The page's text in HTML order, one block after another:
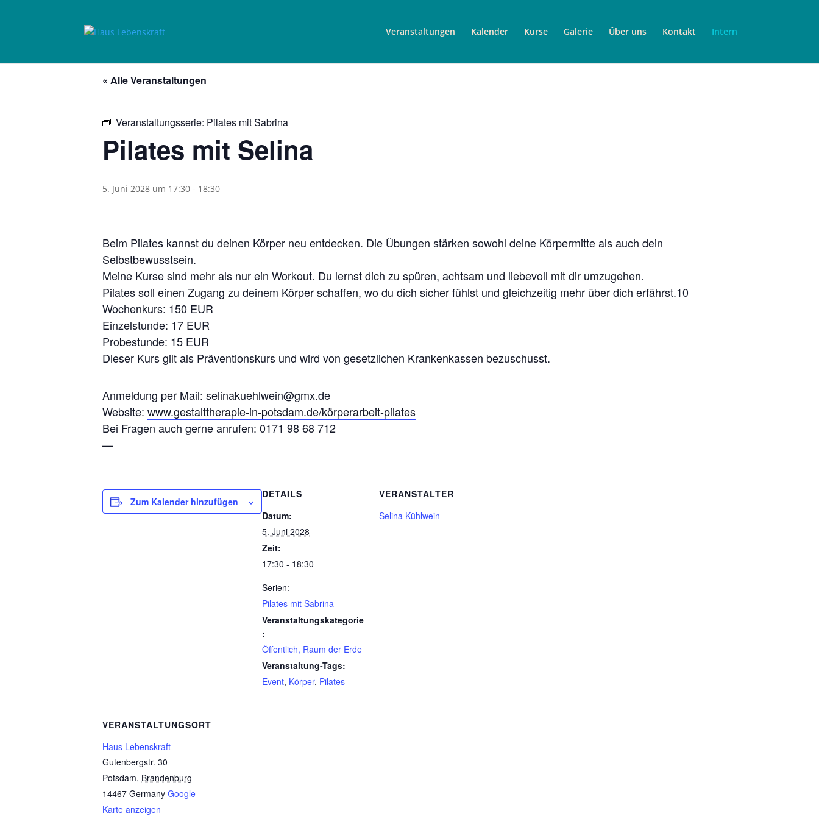
Veranstaltungen Kalender Kurse Galerie Über uns Kontakt Intern
« Alle Veranstaltungen
Veranstaltungsserie: Pilates mit Sabrina
Pilates mit Selina
5. Juni 2028 um 17:30 - 18:30
Beim Pilates kannst du deinen Körper neu entdecken. Die Übungen stärken sowohl deine Körpermitte als auch dein
Selbstbewusstsein.
Meine Kurse sind mehr als nur ein Workout. Du lernst dich zu spüren, achtsam und liebevoll mit dir umzugehen.
Pilates soll einen Zugang zu deinem Körper schaffen, wo du dich sicher fühlst und gleichzeitig mehr über dich erfährst.10
Wochenkurs: 150 EUR
Einzelstunde: 17 EUR
Probestunde: 15 EUR
Dieser Kurs gilt als Präventionskurs und wird von gesetzlichen Krankenkassen bezuschusst.
Anmeldung per Mail: selinakuehlwein@gmx.de
Website: www.gestalttherapie-in-potsdam.de/körperarbeit-pilates
Bei Fragen auch gerne anrufen: 0171 98 68 712
—
Zum Kalender hinzufügen
DETAILS
Datum:
5. Juni 2028
Zeit:
17:30 - 18:30
Serien:
Pilates mit Sabrina
Veranstaltungskategorie
:
Öffentlich, Raum der Erde
Veranstaltung-Tags:
Event, Körper, Pilates
VERANSTALTER
Selina Kühlwein
VERANSTALTUNGSORT
Haus Lebenskraft
Gutenbergstr. 30
Potsdam, Brandenburg
14467 Germany Google
Karte anzeigen